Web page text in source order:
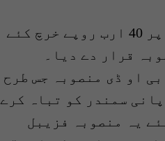
اجلاس میں محکمہ آبپاشی کیجانب سے آر بی او ڈی ٹو منصوبے پر 40 ارب روپے خرچ کئے
قرار دے دیا۔
او ڈی منصوبہ جس طرح
سمندر کو تباہ کرے
یہ منصوبہ فزیبل